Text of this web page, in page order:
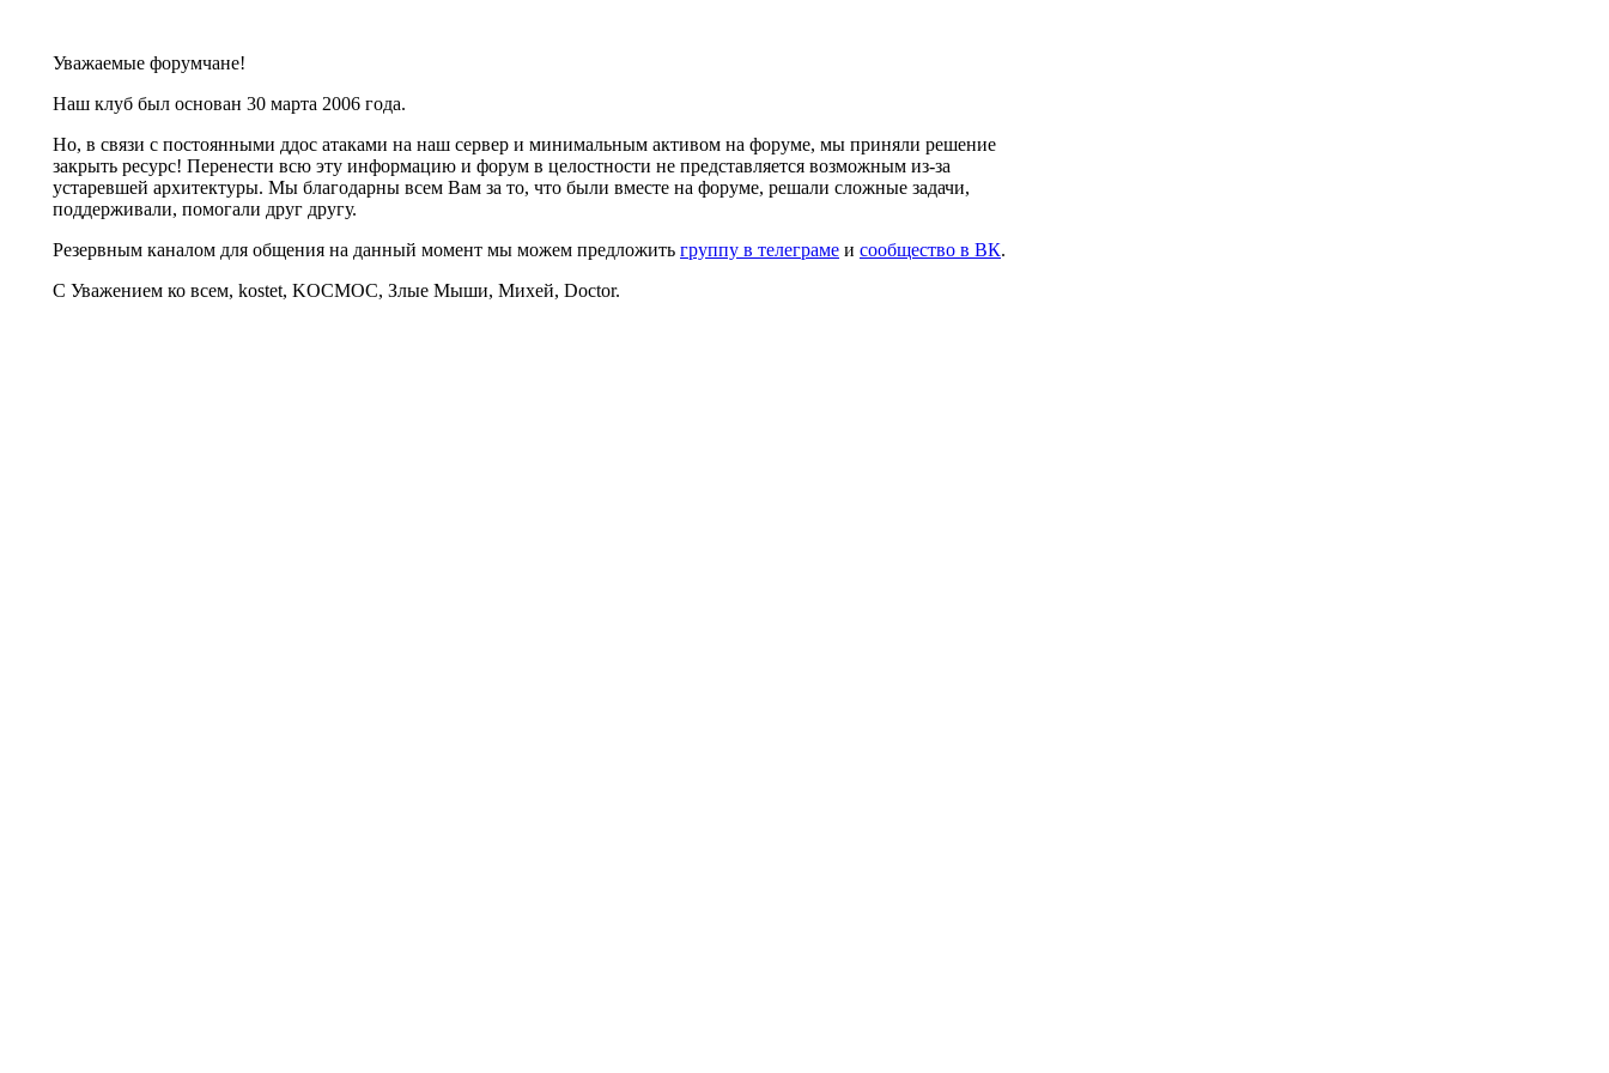
Уважаемые форумчане!
Наш клуб был основан 30 марта 2006 года.
Но, в связи с постоянными ддос атаками на наш сервер и минимальным активом на форуме, мы приняли решение
закрыть ресурс! Перенести всю эту информацию и форум в целостности не представляется возможным из-за
устаревшей архитектуры. Мы благодарны всем Вам за то, что были вместе на форуме, решали сложные задачи,
поддерживали, помогали друг другу.
Резервным каналом для общения на данный момент мы можем предложить группу в телеграме и сообщество в ВК.
С Уважением ко всем, kostet, KOCMOC, Злые Мыши, Михей, Doctor.